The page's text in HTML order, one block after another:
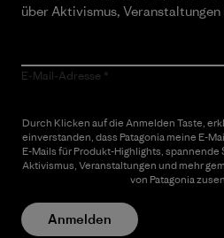
über Aktivismus, Veranstaltungen
E-Mail-Adresse
Durch Klicken auf die Anmelden Taste,
einverstanden, dass Patagonia meine E-
E-Mails für Produkt-Highlights,
Aktivismus, Veranstaltungen und mehr
von Patagonia
Anmelden